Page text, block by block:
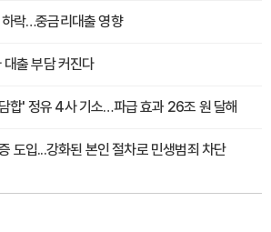
락…중금리대출 영향
출 부담 커진다
합' 정유 4사 기소…파급 효과 26조 원 달해
도입...강화된 본인 절차로 민생범죄 차단